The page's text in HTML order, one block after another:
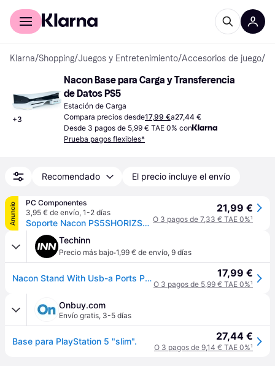
Comprar con Klarna
Klarna/Shopping/Juegos y Entretenimiento/Accesorios de juego/
+3
Nacon Base para Carga y Transferencia
de Datos PS5
Estación de Carga
Compara precios desde17,99 €a27,44 €
Desde 3 pagos de 5,99 € TAE 0% con
Prueba pagos flexibles*
Recomendado El precio incluye el envío
Anuncio
PC Componentes
3,95 € de envío, 1-2 días
Soporte Nacon PS5SHORIZSTAND Blanco Efectos de luz RGB para PlayStation 5 Slim
21,99 €
O 3 pagos de 7,33 € TAE 0%¹
Techinn
Precio más bajo·1,99 € de envío, 9 días
Nacon Stand With Usb-a Ports Ps5 Slim Plateado 17,99 €
O 3 pagos de 5,99 € TAE 0%¹
Onbuy.com
Envío gratis, 3-5 días
Base para PlayStation 5 "slim". 27,44 €
O 3 pagos de 9,14 € TAE 0%¹